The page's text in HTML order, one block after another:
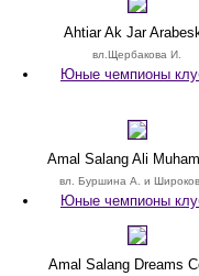
Ahtiar Ak Jar
вл.Щербакова И.
Юные чемпионы
Amal Salang Ali
вл. Буршина А. и Широков
Юные чемпионы
Amal Salang Dreams